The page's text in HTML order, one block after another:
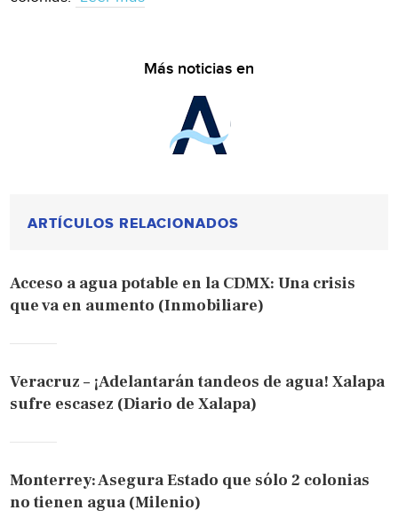
Más noticias en
ARTÍCULOS RELACIONADOS
Acceso a agua potable en la CDMX: Una crisis
que va en aumento (Inmobiliare)
Veracruz – ¡Adelantarán tandeos de agua! Xalapa
sufre escasez (Diario de Xalapa)
Monterrey: Asegura Estado que sólo 2 colonias
no tienen agua (Milenio)